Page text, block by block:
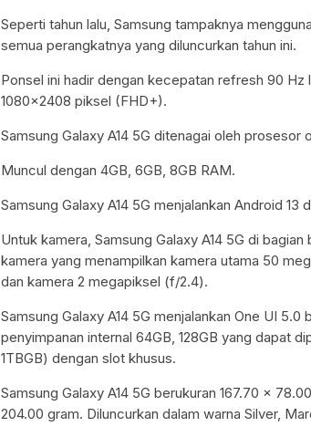
Seperti tahun lalu, Samsung tampaknya
semua perangkatnya yang diluncurkan tahun ini.
Ponsel ini hadir dengan kecepatan refresh 90
1080×2408 piksel (FHD+).
Samsung Galaxy A14 5G ditenagai oleh
Muncul dengan 4GB, 6GB, 8GB RAM.
Samsung Galaxy A14 5G menjalankan Android
Untuk kamera, Samsung Galaxy A14 5G di
kamera yang menampilkan kamera utama 50
dan kamera 2 megapiksel (f/2.4).
Samsung Galaxy A14 5G menjalankan One UI
penyimpanan internal 64GB, 128GB yang dapat
1TBGB) dengan slot khusus.
Samsung Galaxy A14 5G berukuran 167.70 x
204.00 gram. Diluncurkan dalam warna Silver,